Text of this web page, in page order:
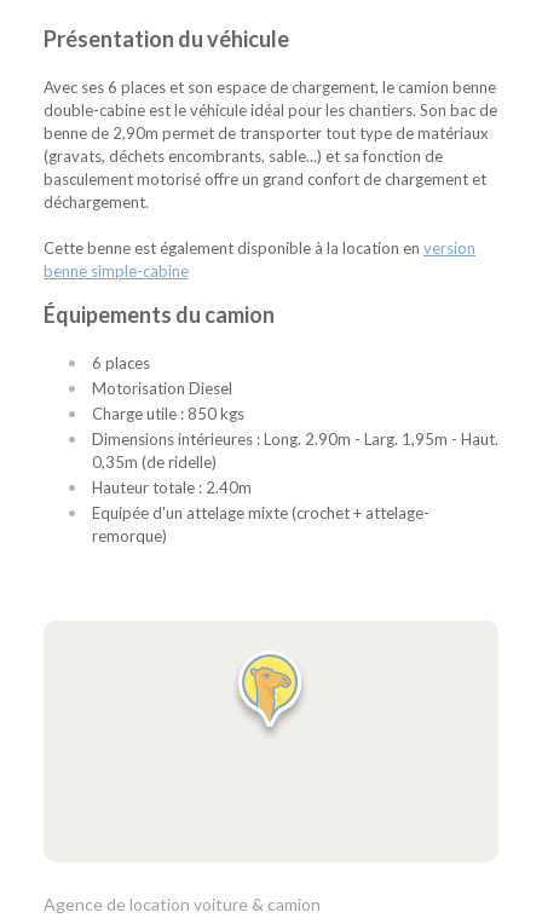
Présentation du véhicule
Avec ses 6 places et son espace de chargement, le camion benne
double-cabine est le véhicule idéal pour les chantiers. Son bac de
benne de 2,90m permet de transporter tout type de matériaux
(gravats, déchets encombrants, sable...) et sa fonction de
basculement motorisé offre un grand confort de chargement et
déchargement.
Cette benne est également disponible à la location en version
benne simple-cabine
Équipements du camion
6 places
Motorisation Diesel
Charge utile : 850 kgs
Dimensions intérieures : Long. 2.90m - Larg. 1,95m - Haut.
0,35m (de ridelle)
Hauteur totale : 2.40m
Equipée d'un attelage mixte (crochet + attelage-
remorque)
Agence de location voiture & camion